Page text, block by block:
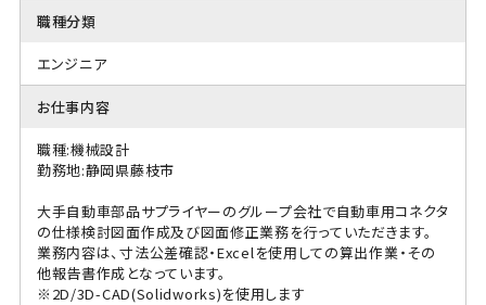
職種分類
エンジニア
お仕事内容
職種:機械設計
勤務地:静岡県藤枝市
大手自動車部品サプライヤーのグループ会社で自動車用コネクタ
の仕様検討図面作成及び図面修正業務を行っていただきます。
業務内容は、寸法公差確認・Excelを使用しての算出作業・その
他報告書作成となっています。
※2D/3D-CAD(Solidworks)を使用します